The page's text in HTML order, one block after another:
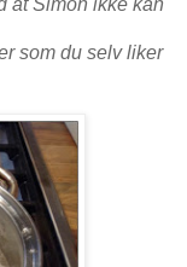
som du selv liker